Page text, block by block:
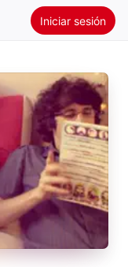
Iniciar sesión